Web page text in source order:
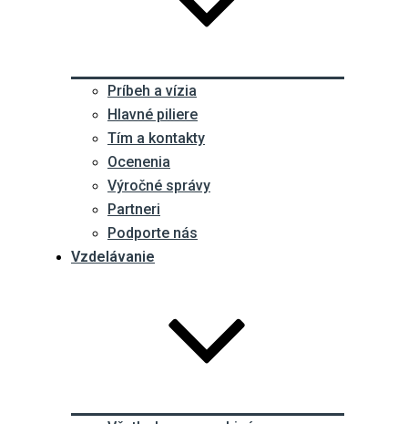
Príbeh a vízia
Hlavné piliere
Tím a kontakty
Ocenenia
Výročné správy
Partneri
Podporte nás
Vzdelávanie